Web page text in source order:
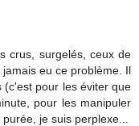
crus, surgelés, ceux de
eu ce problème. Il
(c'est pour les éviter que
pour les manipuler
je suis perplexe...